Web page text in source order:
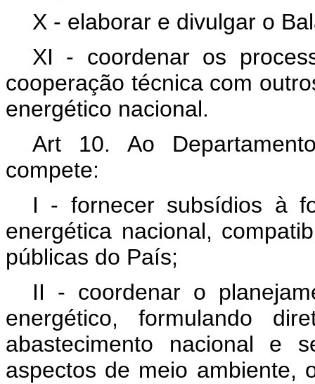
X - elaborar e divulgar o
XI - coordenar os
cooperação técnica com
energético nacional.
Art 10. Ao
compete:
I - fornecer subsídios à
energética nacional,
públicas do País;
II - coordenar o
energético, formulando
abastecimento nacional e
aspectos de meio ambiente,